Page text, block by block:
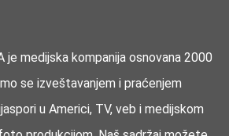
je medijska kompanija osnovana 2000
se izveštavanjem i praćenjem
u Americi, TV, veb i medijskom